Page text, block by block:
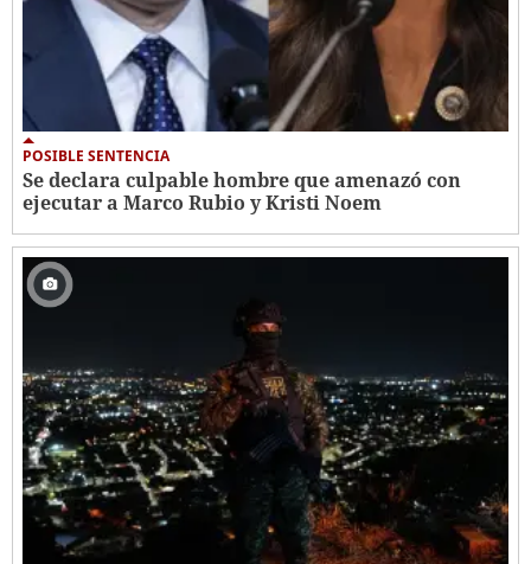
POSIBLE SENTENCIA
Se declara culpable hombre que amenazó con
ejecutar a Marco Rubio y Kristi Noem